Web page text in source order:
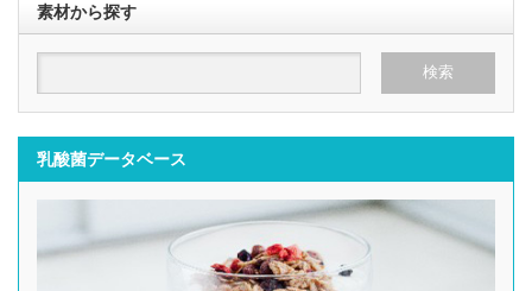
素材から探す
乳酸菌データベース